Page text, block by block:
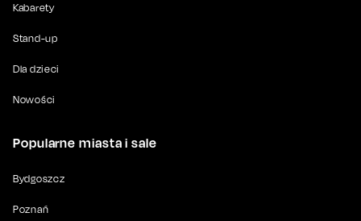
Kabarety
Stand-up
Dla dzieci
Nowości
Popularne miasta i sale
Bydgoszcz
Poznań